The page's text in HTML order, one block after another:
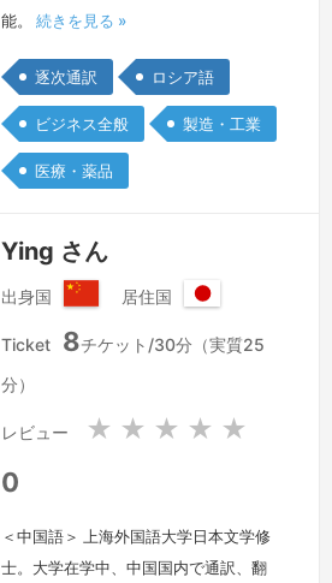
能。 続きを見る »
逐次通訳 ロシア語
ビジネス全般 製造・工業
医療・薬品
Ying さん
出身国
華
共
居住国
本
Ticket 8チケット/30分（実質25
分）
レビュー ★ ★ ★ ★ ★
0
＜中国語＞ 上海外国語大学日本文学修
士。大学在学中、中国国内で通訳、翻